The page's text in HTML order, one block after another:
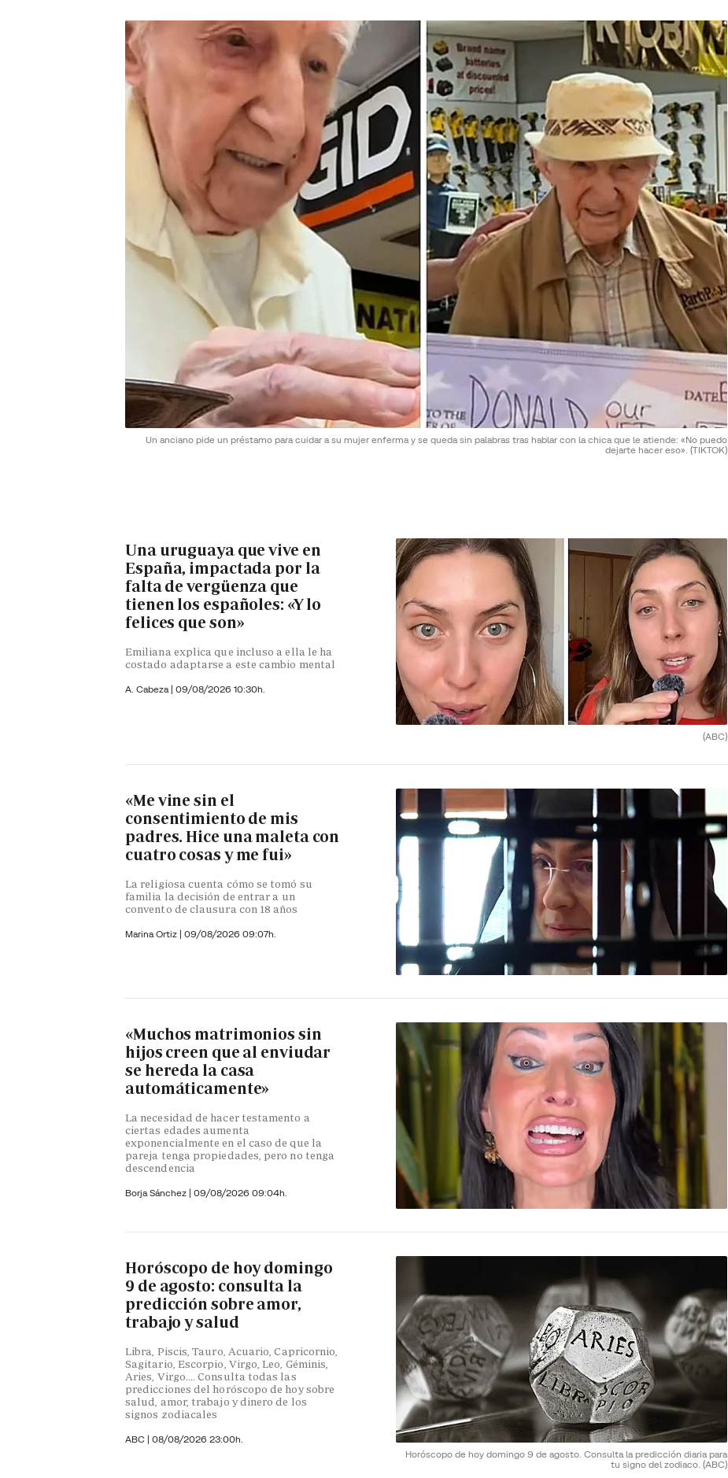
Un anciano pide un préstamo para cuidar a su mujer enferma y se queda sin palabras tras hablar con la chica que le atiende: «No puedo
dejarte hacer eso». (TIKTOK)
(ABC)
Una uruguaya que vive en
España, impactada por la
falta de vergüenza que
tienen los españoles: «Y lo
felices que son»
Emiliana explica que incluso a ella le ha
costado adaptarse a este cambio mental
A. Cabeza | 09/08/2026 10:30h.
«Me vine sin el
consentimiento de mis
padres. Hice una maleta con
cuatro cosas y me fui»
La religiosa cuenta cómo se tomó su
familia la decisión de entrar a un
convento de clausura con 18 años
Marina Ortiz | 09/08/2026 09:07h.
«Muchos matrimonios sin
hijos creen que al enviudar
se hereda la casa
automáticamente»
La necesidad de hacer testamento a
ciertas edades aumenta
exponencialmente en el caso de que la
pareja tenga propiedades, pero no tenga
descendencia
Borja Sánchez | 09/08/2026 09:04h.
Horóscopo de hoy domingo 9 de agosto. Consulta la predicción diaria para
tu signo del zodiaco. (ABC)
Horóscopo de hoy domingo
9 de agosto: consulta la
predicción sobre amor,
trabajo y salud
Libra, Piscis, Tauro, Acuario, Capricornio,
Sagitario, Escorpio, Virgo, Leo, Géminis,
Aries, Virgo…. Consulta todas las
predicciones del horóscopo de hoy sobre
salud, amor, trabajo y dinero de los
signos zodiacales
ABC | 08/08/2026 23:00h.